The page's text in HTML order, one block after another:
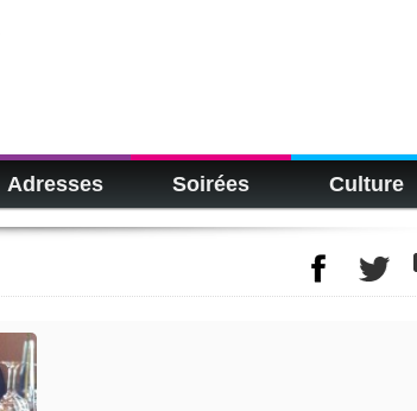
Adresses Soirées Culture